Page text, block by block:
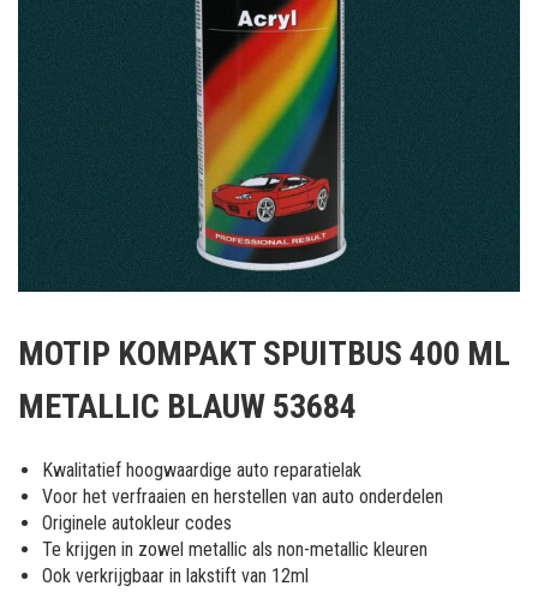
het
van
afbeeldingen-
gallerij
MOTIP KOMPAKT SPUITBUS 400 ML
METALLIC BLAUW 53684
Kwalitatief hoogwaardige auto reparatielak
Voor het verfraaien en herstellen van auto onderdelen
Originele autokleur codes
Te krijgen in zowel metallic als non-metallic kleuren
Ook verkrijgbaar in lakstift van 12ml